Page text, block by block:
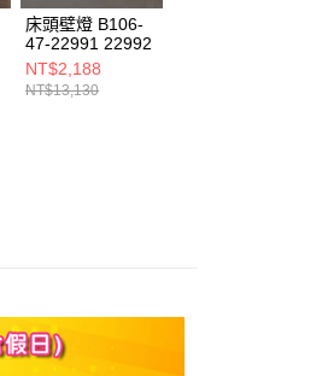
床頭壁燈 B106-
47-22991 22992
NT$2,188
NT$13,130